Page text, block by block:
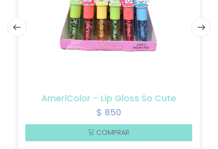
AmeriColor - Lip Gloss So Cute
$ 850
COMPRAR